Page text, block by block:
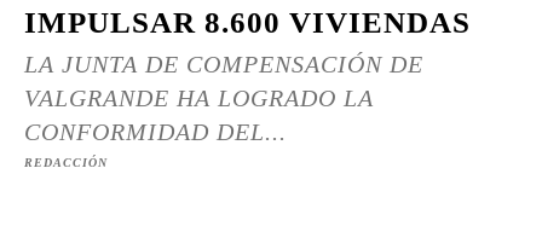
IMPULSAR 8.600 VIVIENDAS
LA JUNTA DE COMPENSACIÓN DE
VALGRANDE HA LOGRADO LA
CONFORMIDAD DEL...
REDACCIÓN